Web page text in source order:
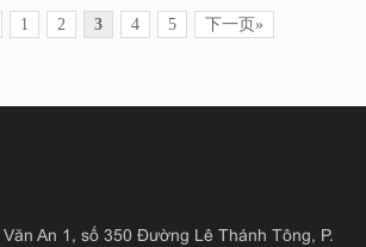
1 2 3 4 5 下一页»
An 1, số 350 Đường Lê Thánh Tông, P.